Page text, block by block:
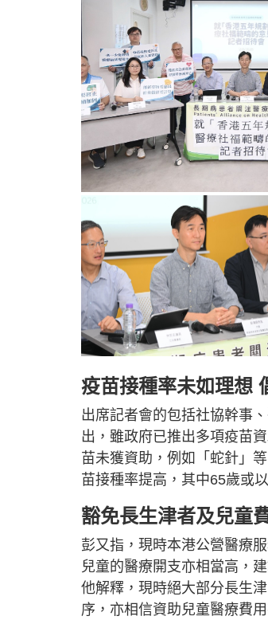
疫苗接種率未如理想
出席記者會的包括社協幹事
出，雖政府已推出多項疫苗
苗未獲資助，例如「蛇針」
苗接種率提高，其中65歲或
豁免長生津者及兒童
彭又指，現時本港公營醫療
兒童的醫療開支亦相當高，
他解釋，現時絕大部分長生
序，亦相信資助兒童醫療費